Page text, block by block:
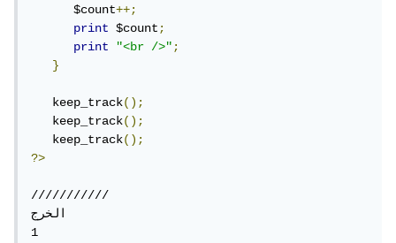
      $count
++;
print $count;
print
"<br />";
}
   keep_track
();
   keep_track
();
   keep_track
();
?>
///////////
الخرج
1